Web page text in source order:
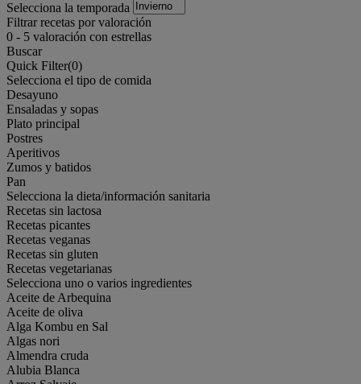
Selecciona la temporada
Filtrar recetas por valoración
0 - 5 valoración con estrellas
Buscar
Quick Filter(0)
Selecciona el tipo de comida
Desayuno
Ensaladas y sopas
Plato principal
Postres
Aperitivos
Zumos y batidos
Pan
Selecciona la dieta/información sanitaria
Recetas sin lactosa
Recetas picantes
Recetas veganas
Recetas sin gluten
Recetas vegetarianas
Selecciona uno o varios ingredientes
Aceite de Arbequina
Aceite de oliva
Alga Kombu en Sal
Algas nori
Almendra cruda
Alubia Blanca